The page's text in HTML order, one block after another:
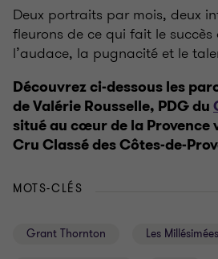
Deux portraits par mois, deux
fleurons de ce qui fait le
l’audace, la pugnacité et le
Découvrez ci-dessous les
de Valérie Rousselle, PDG du
situé au cœur de la Provence
Cru Classé des Côtes-de-
MOTS-CLÉS
Grant Thornton Les Millésimées